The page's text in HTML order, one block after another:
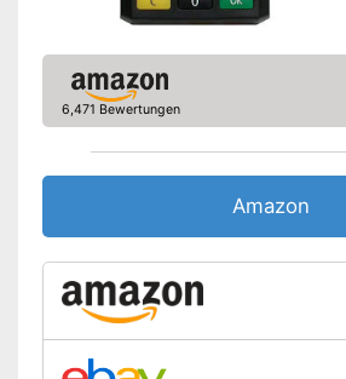
6,471 Bewertungen
Amazon